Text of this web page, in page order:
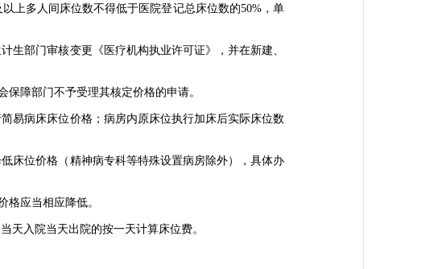
上多人间床位数不得低于医院登记总床位数的50%，单
生部门审核变更《医疗机构执业许可证》，并在新建、
障部门不予受理其核定价格的申请。
易病床床位价格；病房内原床位执行加床后实际床位数
床位价格（精神病专科等特殊设置病房除外），具体办
应当相应降低。
天入院当天出院的按一天计算床位费。